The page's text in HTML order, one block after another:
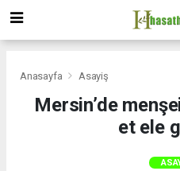
Anasayfa Asayiş
Mersin’de
et ele